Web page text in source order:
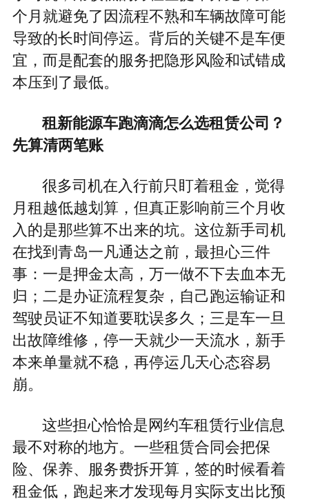
个月就避免了因流程不熟和车辆故障可能
导致的长时间停运。背后的关键不是车便
宜，而是配套的服务把隐形风险和试错成
本压到了最低。
租新能源车跑滴滴怎么选租赁公司？
先算清两笔账
很多司机在入行前只盯着租金，觉得
月租越低越划算，但真正影响前三个月收
入的是那些算不出来的坑。这位新手司机
在找到青岛一凡通达之前，最担心三件
事：一是押金太高，万一做不下去血本无
归；二是办证流程复杂，自己跑运输证和
驾驶员证不知道要耽误多久；三是车一旦
出故障维修，停一天就少一天流水，新手
本来单量就不稳，再停运几天心态容易
崩。
这些担心恰恰是网约车租赁行业信息
最不对称的地方。一些租赁合同会把保
险、保养、服务费拆开算，签的时候看着
租金低，跑起来才发现每月实际支出比预